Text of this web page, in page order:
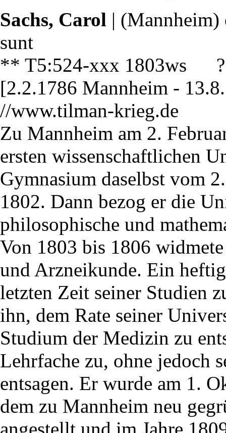
Sachs, Carol | (Mannheim)
sunt
** T5:524-xxx 1803ws ?
[2.2.1786 Mannheim -
//www.tilman-krieg.de
Zu Mannheim am 2.
ersten wissenschaftlichen
Gymnasium daselbst vom
1802. Dann bezog er die
philosophische und
Von 1803 bis 1806
und Arzneikunde. Ein
letzten Zeit seiner Studien
ihn, dem Rate seiner
Studium der Medizin zu
Lehrfache zu, ohne jedoch
entsagen. Er wurde am 1.
dem zu Mannheim neu
angestellt und im Jahre